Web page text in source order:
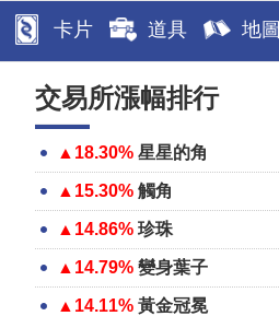
卡片 道具 地圖
交易所漲幅排行
▲18.30% 星星的角
▲15.30% 觸角
▲14.86% 珍珠
▲14.79% 變身葉子
▲14.11% 黃金冠冕